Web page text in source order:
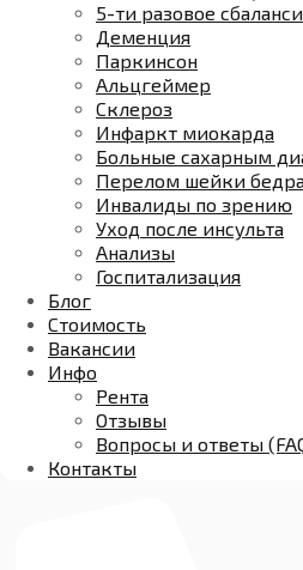
5-ти разовое
Деменция
Паркинсон
Альцгеймер
Склероз
Инфаркт миокарда
Больные сахарным
Перелом шейки
Инвалиды по зрению
Уход после инсульта
Анализы
Госпитализация
Блог
Стоимость
Вакансии
Инфо
Рента
Отзывы
Вопросы и ответы
Контакты